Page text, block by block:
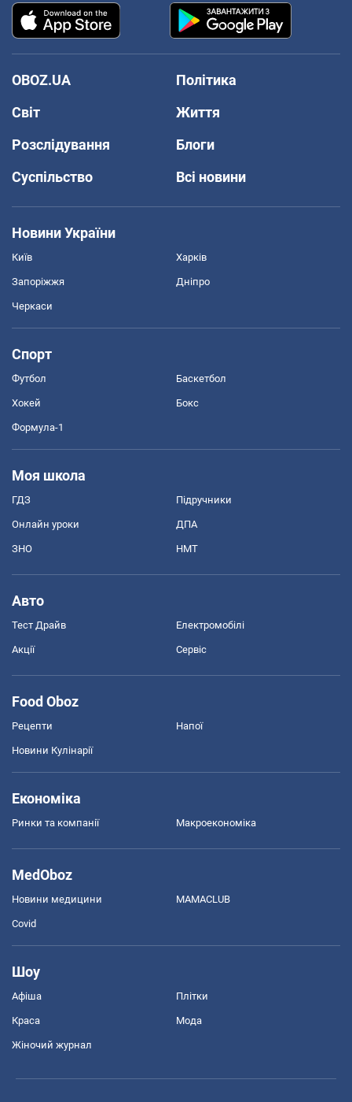
OBOZ.UA
Політика
Світ
Життя
Розслідування
Блоги
Суспільство
Всі новини
Новини України
Київ Харків
Запоріжжя Дніпро
Черкаси
Спорт
Футбол Баскетбол
Хокей Бокс
Формула-1
Моя школа
ГДЗ Підручники
Онлайн уроки ДПА
ЗНО НМТ
Авто
Тест Драйв Електромобілі
Акції Сервіс
Food Oboz
Рецепти Напої
Новини Кулінарії
Економіка
Ринки та компанії Макроекономіка
MedOboz
Новини медицини MAMACLUB
Covid
Шоу
Афіша Плітки
Краса Мода
Жіночий журнал